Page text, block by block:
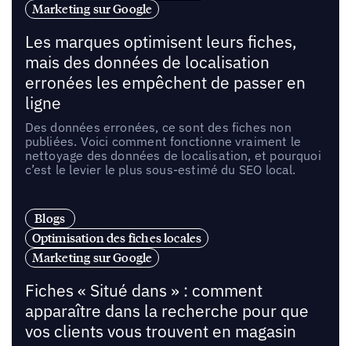
Marketing sur Google
Les marques optimisent leurs fiches,
mais des données de localisation
erronées les empêchent de passer en
ligne
Des données erronées, ce sont des fiches non
publiées. Voici comment fonctionne vraiment le
nettoyage des données de localisation, et pourquoi
c’est le levier le plus sous-estimé du SEO local.
Blogs
Optimisation des fiches locales
Marketing sur Google
Fiches « Situé dans » : comment
apparaître dans la recherche pour que
vos clients vous trouvent en magasin